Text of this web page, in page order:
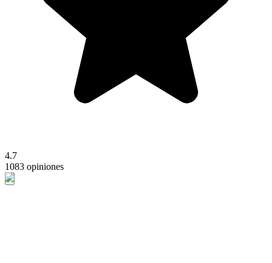
4.7
1083 opiniones